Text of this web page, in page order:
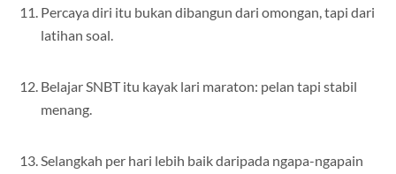
Percaya diri itu bukan dibangun dari omongan, tapi dari
latihan soal.
Belajar SNBT itu kayak lari maraton: pelan tapi stabil
menang.
Selangkah per hari lebih baik daripada ngapa-ngapain